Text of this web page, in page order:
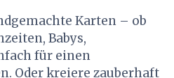
Karten – ob
Babys,
für einen
Oder kreiere zauberhaft